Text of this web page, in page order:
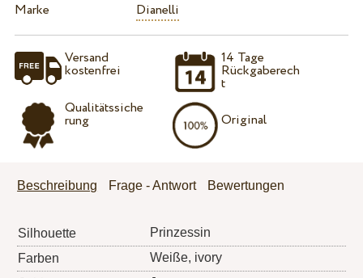
Marke
Dianelli
Versand
kostenfrei
Qualitätssiche
rung
14 Tage
Rückgaberech
t
Original
Beschreibung Frage - Antwort Bewertungen
Silhouette
Prinzessin
Farben
Weiße, ivory